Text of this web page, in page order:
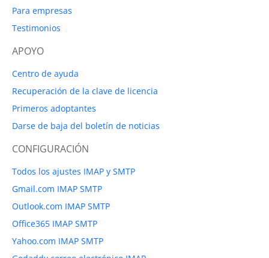
Para empresas
Testimonios
APOYO
Centro de ayuda
Recuperación de la clave de licencia
Primeros adoptantes
Darse de baja del boletín de noticias
CONFIGURACIÓN
Todos los ajustes IMAP y SMTP
Gmail.com IMAP SMTP
Outlook.com IMAP SMTP
Office365 IMAP SMTP
Yahoo.com IMAP SMTP